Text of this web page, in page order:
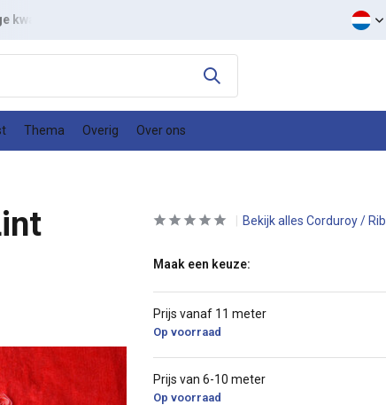
Thema Overig Over ons
Bekijk alles Corduroy / Rib
Maak een keuze:
Prijs vanaf 11 meter
Op voorraad
Prijs van 6-10 meter
Op voorraad